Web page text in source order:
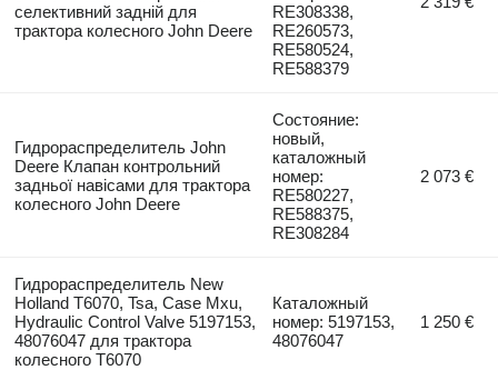
селективний задній для
трактора колесного John Deere
RE308338,
RE260573,
RE580524,
RE588379
Гидрораспределитель John
Deere Клапан контрольний
задньої навісами для трактора
колесного John Deere
Состояние:
новый,
каталожный
номер:
RE580227,
RE588375,
RE308284
2 073 €
Гидрораспределитель New
Holland T6070, Tsa, Case Mxu,
Hydraulic Control Valve 5197153,
48076047 для трактора
колесного T6070
Каталожный
номер: 5197153,
48076047
1 250 €